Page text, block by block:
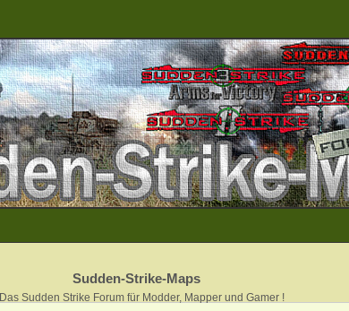
Sudden-Strike-Maps
Das Sudden Strike Forum für Modder, Mapper und Gamer !